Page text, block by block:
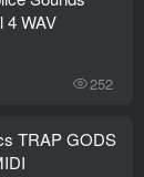
4 WAV
252
TRAP GODS